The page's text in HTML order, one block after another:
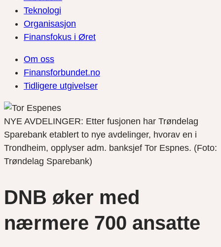
Teknologi
Organisasjon
Finansfokus i Øret
Om oss
Finansforbundet.no
Tidligere utgivelser
NYE AVDELINGER: Etter fusjonen har Trøndelag
Sparebank etablert to nye avdelinger, hvorav en i
Trondheim, opplyser adm. banksjef Tor Espnes. (Foto:
Trøndelag Sparebank)
DNB øker med
nærmere 700 ansatte